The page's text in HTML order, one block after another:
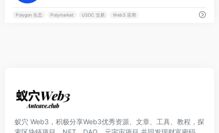
Polygon 生态 Polymarket USDC 交易 Web3 应用
蚁穴 Web3，积极分享Web3优秀资源、文章、工具、教程，探